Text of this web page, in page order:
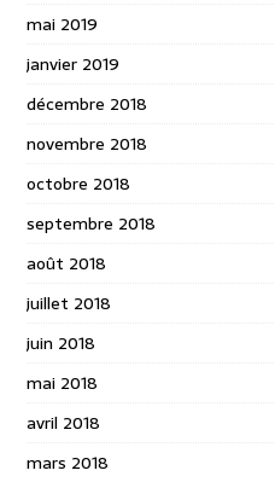
mai 2019
janvier 2019
décembre 2018
novembre 2018
octobre 2018
septembre 2018
août 2018
juillet 2018
juin 2018
mai 2018
avril 2018
mars 2018